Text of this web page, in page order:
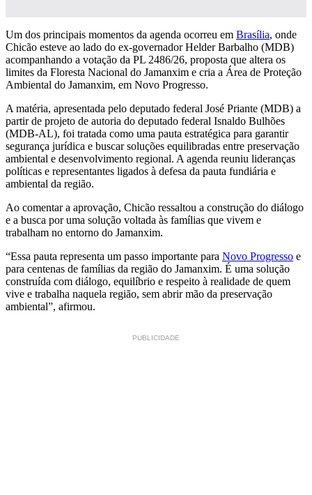
Um dos principais momentos da agenda ocorreu em Brasília, onde
Chicão esteve ao lado do ex-governador Helder Barbalho (MDB)
acompanhando a votação da PL 2486/26, proposta que altera os
limites da Floresta Nacional do Jamanxim e cria a Área de Proteção
Ambiental do Jamanxim, em Novo Progresso.
A matéria, apresentada pelo deputado federal José Priante (MDB) a
partir de projeto de autoria do deputado federal Isnaldo Bulhões
(MDB-AL), foi tratada como uma pauta estratégica para garantir
segurança jurídica e buscar soluções equilibradas entre preservação
ambiental e desenvolvimento regional. A agenda reuniu lideranças
políticas e representantes ligados à defesa da pauta fundiária e
ambiental da região.
Ao comentar a aprovação, Chicão ressaltou a construção do diálogo
e a busca por uma solução voltada às famílias que vivem e
trabalham no entorno do Jamanxim.
“Essa pauta representa um passo importante para Novo Progresso e
para centenas de famílias da região do Jamanxim. É uma solução
construída com diálogo, equilíbrio e respeito à realidade de quem
vive e trabalha naquela região, sem abrir mão da preservação
ambiental”, afirmou.
PUBLICIDADE